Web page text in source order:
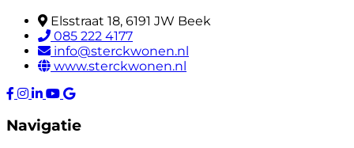
Elsstraat 18, 6191 JW Beek
085 222 4177
info@sterckwonen.nl
www.sterckwonen.nl
Navigatie